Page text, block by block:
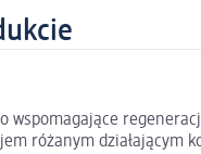
wspomagające
różanym działającym